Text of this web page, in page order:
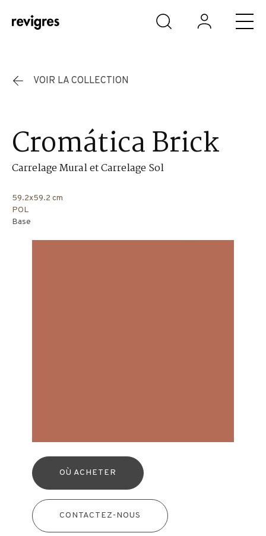
Aller au contenu principal
VOIR LA COLLECTION
Cromática Brick
Carrelage Mural et Carrelage Sol
59.2x59.2 cm
POL
Base
OÙ ACHETER
CONTACTEZ-NOUS